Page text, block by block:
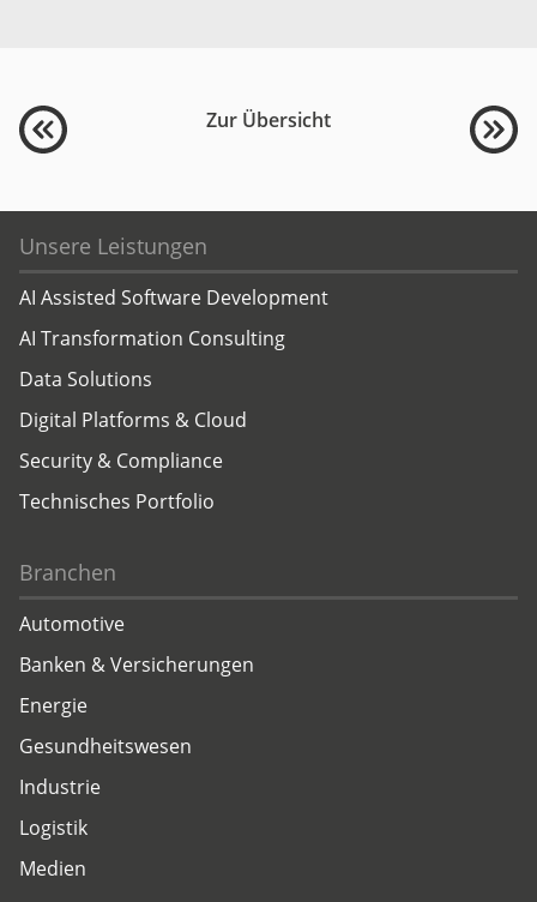
Zur Übersicht
Unsere Leistungen
AI Assisted Software Development
AI Transformation Consulting
Data Solutions
Digital Platforms & Cloud
Security & Compliance
Technisches Portfolio
Branchen
Automotive
Banken & Versicherungen
Energie
Gesundheitswesen
Industrie
Logistik
Medien